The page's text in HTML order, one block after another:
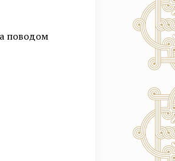
поводом